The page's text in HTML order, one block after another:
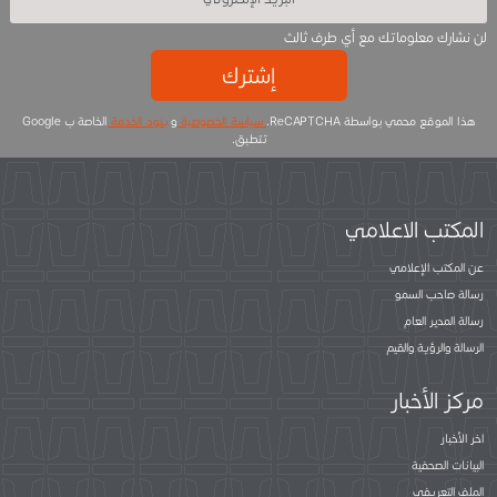
لن نشارك معلوماتك مع أي طرف ثالث
إشترك
هذا الموقع محمي بواسطة ReCAPTCHA. سياسة الخصوصية وبنود الخدمة
الخاصة ب Google
تتطبق.
المكتب الاعلامي
عن المكتب الإعلامي
رسالة صاحب السمو
رسالة المدير العام
الرسالة والرؤية والقيم
مركز الأخبار
اخر الأخبار
البيانات الصحفية
الملف التعريفي